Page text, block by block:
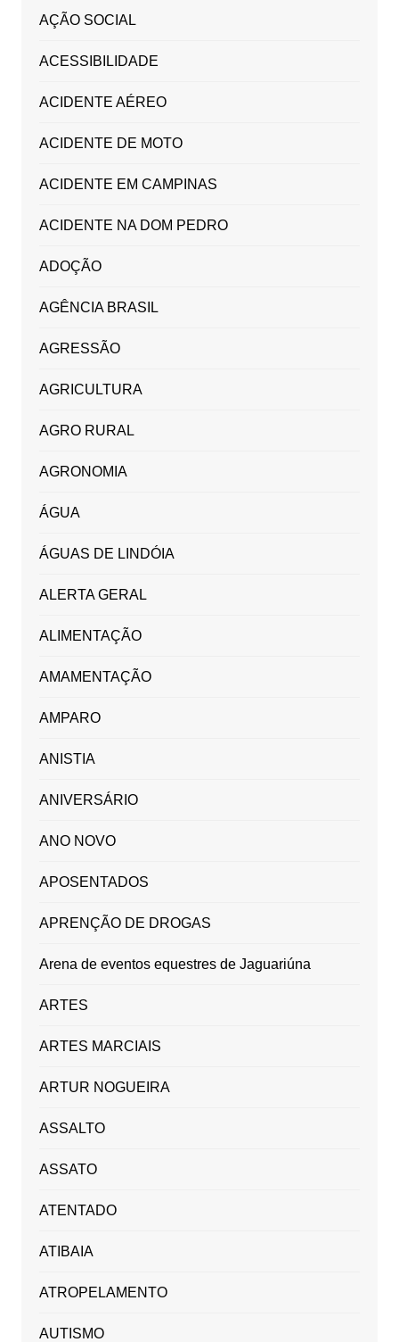
AÇÃO SOCIAL
ACESSIBILIDADE
ACIDENTE AÉREO
ACIDENTE DE MOTO
ACIDENTE EM CAMPINAS
ACIDENTE NA DOM PEDRO
ADOÇÃO
AGÊNCIA BRASIL
AGRESSÃO
AGRICULTURA
AGRO RURAL
AGRONOMIA
ÁGUA
ÁGUAS DE LINDÓIA
ALERTA GERAL
ALIMENTAÇÃO
AMAMENTAÇÃO
AMPARO
ANISTIA
ANIVERSÁRIO
ANO NOVO
APOSENTADOS
APRENÇÃO DE DROGAS
Arena de eventos equestres de Jaguariúna
ARTES
ARTES MARCIAIS
ARTUR NOGUEIRA
ASSALTO
ASSATO
ATENTADO
ATIBAIA
ATROPELAMENTO
AUTISMO